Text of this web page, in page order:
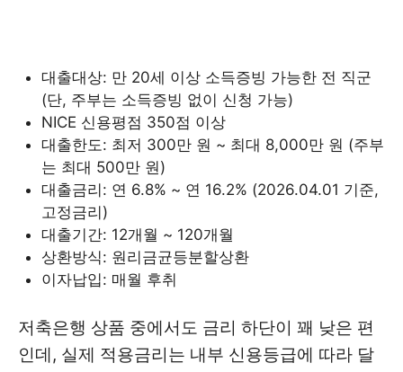
대출대상: 만 20세 이상 소득증빙 가능한 전 직군
(단, 주부는 소득증빙 없이 신청 가능)
NICE 신용평점 350점 이상
대출한도: 최저 300만 원 ~ 최대 8,000만 원 (주부
는 최대 500만 원)
대출금리: 연 6.8% ~ 연 16.2% (2026.04.01 기준,
고정금리)
대출기간: 12개월 ~ 120개월
상환방식: 원리금균등분할상환
이자납입: 매월 후취
저축은행 상품 중에서도 금리 하단이 꽤 낮은 편
인데, 실제 적용금리는 내부 신용등급에 따라 달